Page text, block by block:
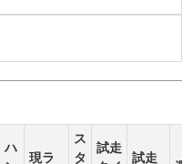
ハ
現ラ
ス
タ
試走
試走